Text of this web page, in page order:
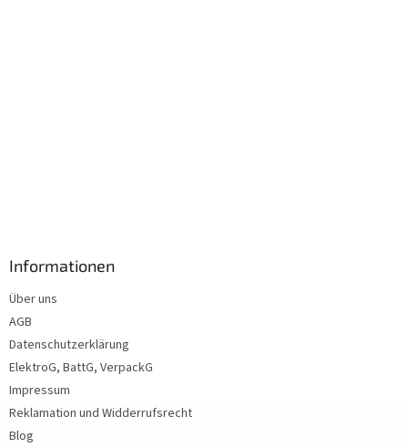
Informationen
Über uns
AGB
Datenschutzerklärung
ElektroG, BattG, VerpackG
Impressum
Reklamation und Widderrufsrecht
Blog